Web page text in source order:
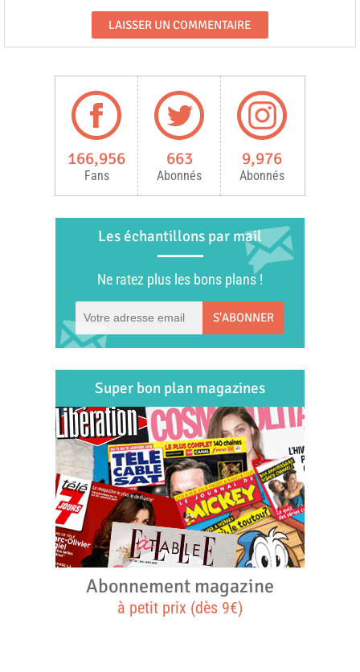
166,956
Fans
663
Abonnés
9,976
Abonnés
Les échantillons par mail
Ne ratez plus les bons plans !
S'ABONNER
Super bon plan magazines
Abonnement magazine
à petit prix (dès 9€)